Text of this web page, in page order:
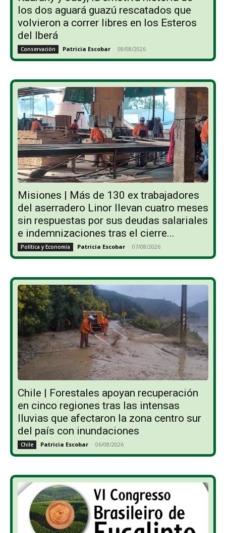
los dos aguará guazú rescatados que
volvieron a correr libres en los Esteros
del Iberá
Conservación Patricia Escobar - 08/08/2026
Misiones | Más de 130 ex trabajadores
del aserradero Linor llevan cuatro meses
sin respuestas por sus deudas salariales
e indemnizaciones tras el cierre...
Política y Economía Patricia Escobar - 07/08/2026
Chile | Forestales apoyan recuperación
en cinco regiones tras las intensas
lluvias que afectaron la zona centro sur
del país con inundaciones
Chile Patricia Escobar - 06/08/2026